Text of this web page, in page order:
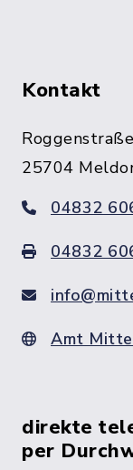
Kontakt
25704
04832
04832
Amt
direkte
per